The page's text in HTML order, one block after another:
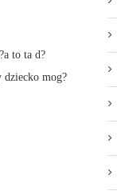
to ta d?
dziecko mog?